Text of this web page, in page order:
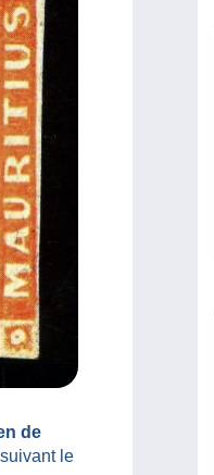
de
suivant le